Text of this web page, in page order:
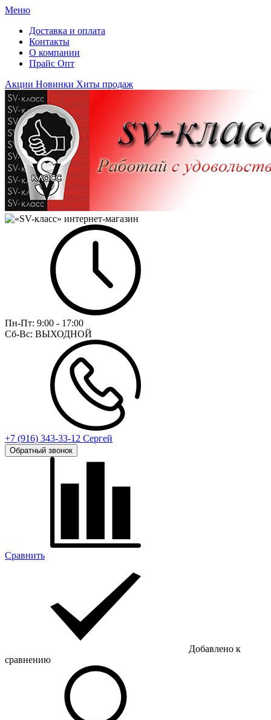
Меню
Доставка и оплата
Контакты
О компании
Прайс Опт
Акции Новинки Хиты продаж
Пн-Пт: 9:00 - 17:00
Сб-Вс: ВЫХОДНОЙ
+7 (916) 343-33-12 Сергей
Обратный звонок
Сравнить
Добавлено к
сравнению